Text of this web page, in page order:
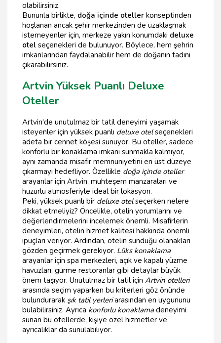
olabilirsiniz.
Bununla birlikte, doğa içinde oteller konseptinden
hoşlanan ancak şehir merkezinden de uzaklaşmak
istemeyenler için, merkeze yakın konumdaki deluxe
otel seçenekleri de bulunuyor. Böylece, hem şehrin
imkanlarından faydalanabilir hem de doğanın tadını
çıkarabilirsiniz.
Artvin Yüksek Puanlı Deluxe
Oteller
Artvin'de unutulmaz bir tatil deneyimi yaşamak
isteyenler için yüksek puanlı deluxe otelseçenekleri
adeta bir cennet köşesi sunuyor. Bu oteller, sadece
konforlu bir konaklama imkanı sunmakla kalmıyor,
aynı zamanda misafir memnuniyetini en üst düzeye
çıkarmayı hedefliyor. Özellikle doğa içinde oteller
arayanlar için Artvin, muhteşem manzaraları ve
huzurlu atmosferiyle ideal bir lokasyon.
Peki, yüksek puanlı bir deluxe otelseçerken nelere
dikkat etmeliyiz? Öncelikle, otelin yorumlarını ve
değerlendirmelerini incelemek önemli. Misafirlerin
deneyimleri, otelin hizmet kalitesi hakkında önemli
ipuçları veriyor. Ardından, otelin sunduğu olanakları
gözden geçirmek gerekiyor. Lüks konaklama
arayanlar için spa merkezleri, açık ve kapalı yüzme
havuzları, gurme restoranlar gibi detaylar büyük
önem taşıyor. Unutulmaz bir tatil için Artvin otelleri
arasında seçim yaparken bu kriterleri göz önünde
bulundurarak şık tatil yerleriarasından en uygununu
bulabilirsiniz. Ayrıca konforlu konaklamadeneyimi
sunan bu otellerde, kişiye özel hizmetler ve
ayrıcalıklar da sunulabiliyor.